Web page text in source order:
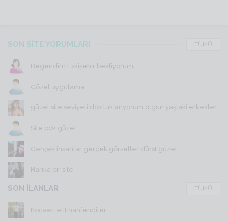
SON SİTE YORUMLARI TÜMÜ
Begendim Eskişehir bekliyorum
Gözel uygulama
güzel site seviyeli dostluk arıyorum olgun yaştaki erkekler...
Site çok güzel
Gerçek insanlar gerçek görseller dürst güzel
Harika bir site
SON İLANLAR TÜMÜ
Kocaeli elit hanfendiler